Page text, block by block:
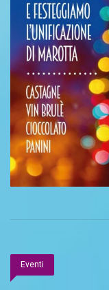
Eventi